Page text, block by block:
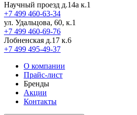
Научный проезд д.14а к.1
+7 499 460-63-34
ул. Удальцова, 60, к.1
+7 499 460-69-76
Лобненская д.17 к.6
+7 499 495-49-37
О компании
Прайс-лист
Бренды
Акции
Контакты